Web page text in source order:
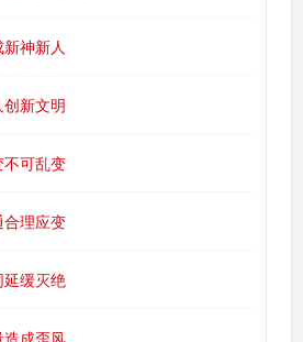
神新人
新文明
可乱变
理应变
缓灭绝
成歪风